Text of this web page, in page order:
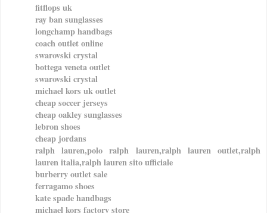
fitflops uk
ray ban sunglasses
longchamp handbags
coach outlet online
swarovski crystal
bottega veneta outlet
swarovski crystal
michael kors uk outlet
cheap soccer jerseys
cheap oakley sunglasses
lebron shoes
cheap jordans
ralph lauren,polo ralph lauren,ralph lauren outlet,ralph
lauren italia,ralph lauren sito ufficiale
burberry outlet sale
ferragamo shoes
kate spade handbags
michael kors factory store